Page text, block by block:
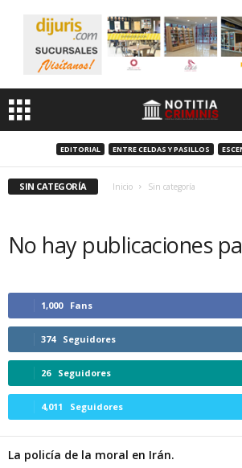
EDITORIAL ENTRE CELDAS Y PASILLOS
SIN CATEGORÍA Inicio Sin categoría
No hay publicaciones
1,000 Fans
374 Seguidores
26 Seguidores
4,011 Seguidores
La policía de la moral en Irán.